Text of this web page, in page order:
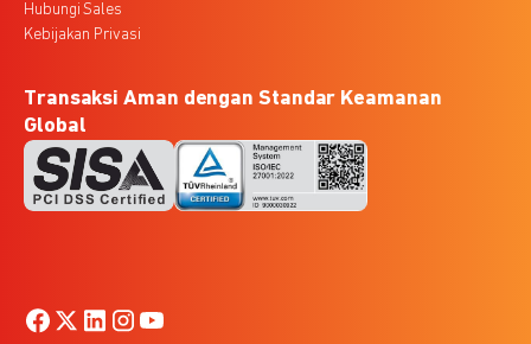
Hubungi Sales
Kebijakan Privasi
Transaksi Aman dengan Standar Keamanan
Global